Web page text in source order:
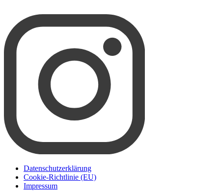
Datenschutzerklärung
Cookie-Richtlinie (EU)
Impressum